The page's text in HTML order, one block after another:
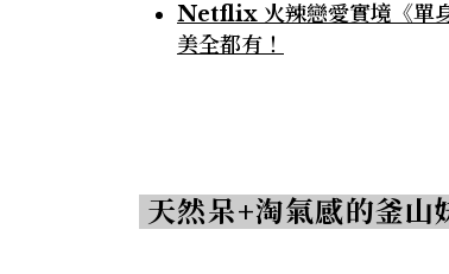
Netflix 火辣戀愛實境《單
美全都有！
天然呆+淘氣感的釜山